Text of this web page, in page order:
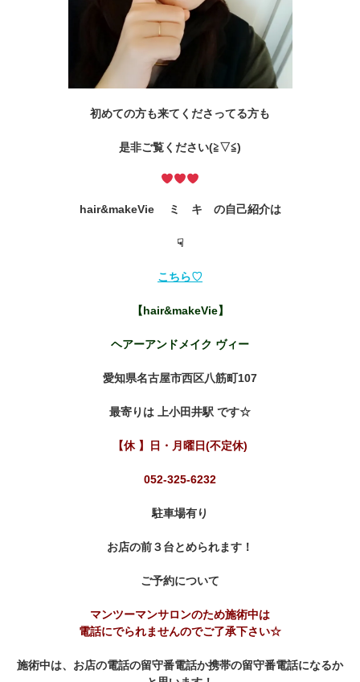
初めての方も来てくださってる方も
是非ご覧ください(≧▽≦)
hair&makeVie ミ キ の自己紹介は
☟
こちら♡
【hair&makeVie】
ヘアーアンドメイク ヴィー
愛知県名古屋市西区八筋町107
最寄りは 上小田井駅 です☆
【休 】日・月曜日(不定休)
052-325-6232
駐車場有り
お店の前３台とめられます！
ご予約について
マンツーマンサロンのため施術中は
電話にでられませんのでご了承下さい☆
施術中は、お店の電話の留守番電話か携帯の留守番電話になるか